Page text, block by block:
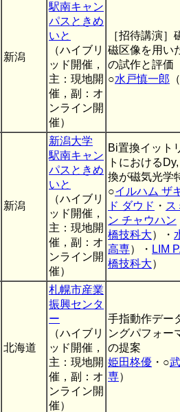
新潟
駅南キャン
パスときめ
いと
（ハイブリ
ッド開催，
主：現地開
催，副：オ
ンライン開
催）
［招待講演
磁区像を用い
の試作と評価
○水戸慎一郎 （
新潟
新潟大学
駅南キャン
パスときめ
いと
（ハイブリ
ッド開催，
主：現地開
催，副：オ
ンライン開
催）
Bi置換イット
トにおける
換が磁気光学
○イルハム ザ
ド ダウド ・ ス
ン チャウハン
橋技科大）・
高専）・ LIM
橋技科大）
北海道
札幌市産業
振興センタ
ー
（ハイブリ
ッド開催，
主：現地開
催，副：オ
ンライン開
催）
手指動作デー
ングパフォー
の提案
姫田柊優 ・○
専）